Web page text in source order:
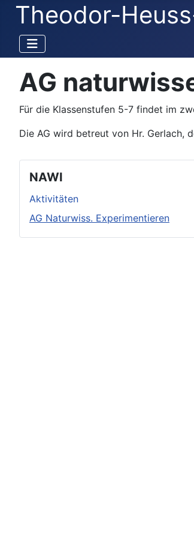
Theodor-
AG
Für die Klassenstufen 5-7 findet im
Die AG wird betreut von Hr. Gerlach,
NAWI
Aktivitäten
AG Naturwiss. Experimentieren